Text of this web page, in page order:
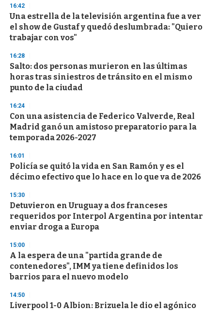
s
e
c
o
n
16:42
Una estrella de la televisión argentina fue a ver
el show de Gustaf y quedó deslumbrada: "Quiero
trabajar con vos"
16:28
Salto: dos personas murieron en las últimas
horas tras siniestros de tránsito en el mismo
punto de la ciudad
16:24
Con una asistencia de Federico Valverde, Real
Madrid ganó un amistoso preparatorio para la
temporada 2026-2027
16:01
Policía se quitó la vida en San Ramón y es el
décimo efectivo que lo hace en lo que va de 2026
15:30
Detuvieron en Uruguay a dos franceses
requeridos por Interpol Argentina por intentar
enviar droga a Europa
15:00
A la espera de una "partida grande de
contenedores", IMM ya tiene definidos los
barrios para el nuevo modelo
14:50
Liverpool 1-0 Albion: Brizuela le dio el agónico